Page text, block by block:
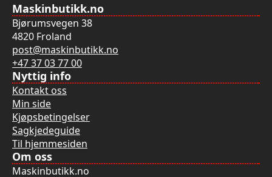
Maskinbutikk.no
Bjørumsvegen 38
4820 Froland
post@maskinbutikk.no
+47 37 03 77 00
Nyttig info
Kontakt oss
Min side
Kjøpsbetingelser
Sagkjedeguide
Til hjemmesiden
Om oss
Maskinbutikk.no